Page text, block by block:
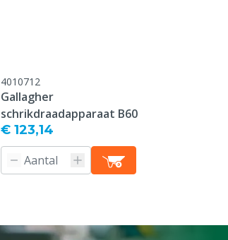
4010712
Gallagher
schrikdraadapparaat B60
€ 123,14